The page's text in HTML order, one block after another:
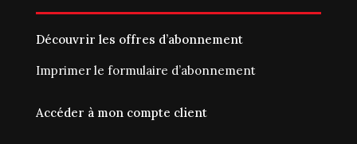
Découvrir les offres d’abonnement
Imprimer le formulaire d’abonnement
Accéder à mon compte client